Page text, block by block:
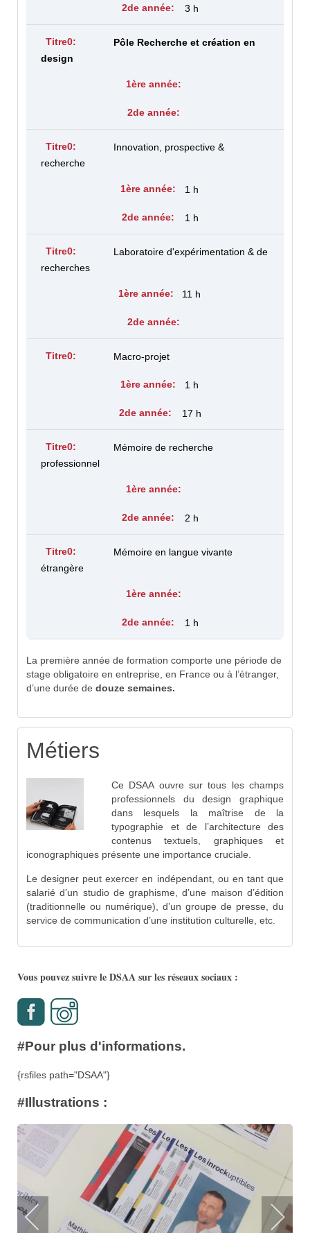
3 h
Pôle Recherche et création en
design
Innovation, prospective &
recherche
1 h
1 h
Laboratoire d'expérimentation & de
recherches
11 h
Macro-projet
1 h
17 h
Mémoire de recherche
professionnel
2 h
Mémoire en langue vivante
étrangère
1 h
La première année de formation comporte une période de
stage obligatoire en entreprise, en France ou à l’étranger,
d’une durée de douze semaines.
Métiers
Ce DSAA ouvre sur tous les champs
professionnels du design graphique
dans lesquels la maîtrise de la
typographie et de l’architecture des
contenus textuels, graphiques et
iconographiques présente une importance cruciale.
Le designer peut exercer en indépendant, ou en tant que
salarié d’un studio de graphisme, d’une maison d’édition
(traditionnelle ou numérique), d’un groupe de presse, du
service de communication d’une institution culturelle, etc.
Vous pouvez suivre le DSAA sur les réseaux sociaux :
#Pour plus d'informations.
{rsfiles path="DSAA"}
#Illustrations :